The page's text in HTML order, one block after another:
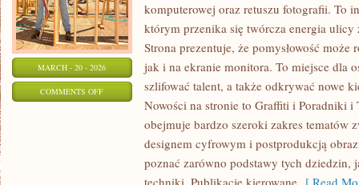
MARCH - 20 - 2026
COMMENTS OFFON
INSPIRACJE
ARTYSTYCZNE
komputerowej oraz retuszu fotografii. To
którym przenika się twórcza energia
Strona prezentuje, że pomysłowość
jak i na ekranie monitora. To miejsce dla
szlifować talent, a także odkrywać nowe
Nowości na stronie to Graffiti i Poradniki i
obejmuje bardzo szeroki zakres tematów
designem cyfrowym i postprodukcją
poznać zarówno podstawy tych dziedzin,
techniki. Publikacje kierowane [ Read